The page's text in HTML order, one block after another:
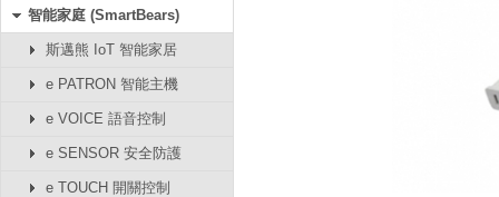
智能家庭 (SmartBears)
斯邁熊 IoT 智能家居
e PATRON 智能主機
e VOICE 語音控制
e SENSOR 安全防護
e TOUCH 開關控制